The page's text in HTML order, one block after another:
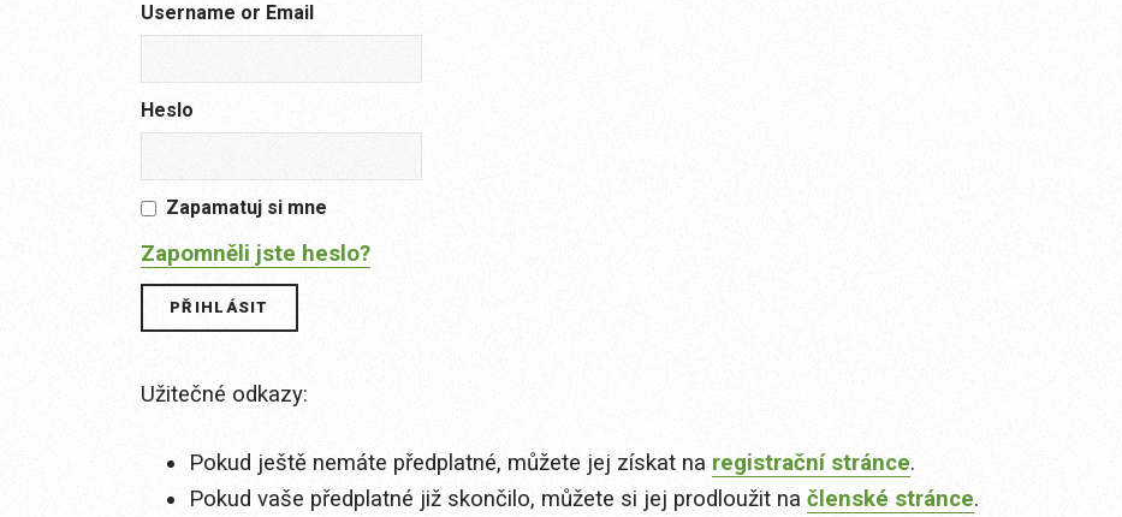
Username or Email
Heslo
Zapamatuj si mne
Zapomněli jste heslo?
Užitečné odkazy:
Pokud ještě nemáte předplatné, můžete jej získat na registrační stránce.
Pokud vaše předplatné již skončilo, můžete si jej prodloužit na členské stránce.